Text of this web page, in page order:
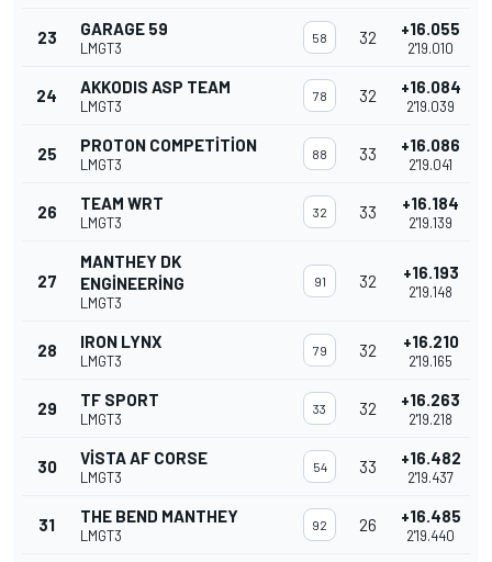
23 GARAGE 59
LMGT3
58 32 +16.055
2'19.010
24 AKKODIS ASP TEAM
LMGT3
78 32 +16.084
2'19.039
25 PROTON COMPETITION
LMGT3
88 33 +16.086
2'19.041
26 TEAM WRT
LMGT3
32 33 +16.184
2'19.139
27
MANTHEY DK
ENGINEERING
LMGT3
91 32 +16.193
2'19.148
28 IRON LYNX
LMGT3
79 32 +16.210
2'19.165
29 TF SPORT
LMGT3
33 32 +16.263
2'19.218
30 VISTA AF CORSE
LMGT3
54 33 +16.482
2'19.437
31 THE BEND MANTHEY
LMGT3
92 26 +16.485
2'19.440